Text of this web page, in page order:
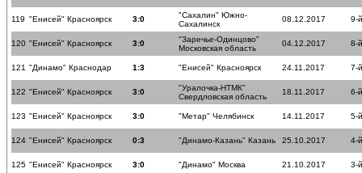
119 "Енисей" Красноярск 3:0
"Сахалин" Южно-
Сахалинск
08.12.2017 9-
120 "Енисей" Красноярск 3:0
"Заречье-Одинцово"
Московская область
04.12.2017 8-
121 "Динамо" Краснодар 1:3 "Енисей" Красноярск 24.11.2017 7-
122 "Енисей" Красноярск 3:0
"Уралочка-НТМК"
Свердловская область
18.11.2017 6-
123 "Енисей" Красноярск 3:0 "Метар" Челябинск 14.11.2017 5-
124 "Енисей" Красноярск 0:3 "Динамо-Казань" Казань 25.10.2017 4-
125 "Енисей" Красноярск 3:0 "Динамо" Москва 21.10.2017 3-